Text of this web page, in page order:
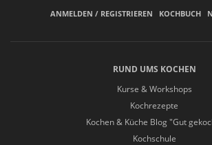
ANMELDEN / REGISTRIEREN KOCHBUCH
RUND UMS KOCHEN
Kurse & Workshops
Kochrezepte
Kochen & Küche Blog "Gut
Kochschule